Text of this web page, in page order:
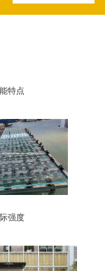
特点
强度